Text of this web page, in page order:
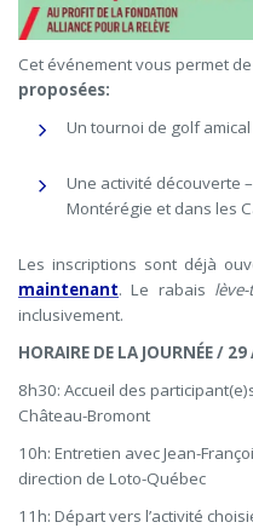
Cet événement vous permet
proposées:
Un tournoi de golf
Une activité découverte
Montérégie et dans les
Les inscriptions sont déjà
maintenant. Le rabais
inclusivement.
HORAIRE DE LA JOURNÉE /
8h30: Accueil des
Château-Bromont
10h: Entretien avec Jean-
direction de Loto-Québec
11h: Départ vers l’activité